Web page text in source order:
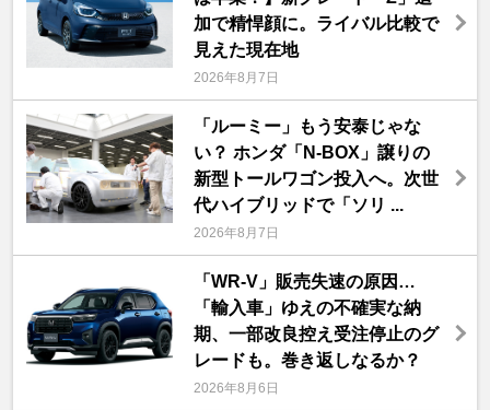
加で精悍顔に。ライバル比較で
見えた現在地
2026年8月7日
「ルーミー」もう安泰じゃな
い？ ホンダ「N-BOX」譲りの
新型トールワゴン投入へ。次世
代ハイブリッドで「ソリ ...
2026年8月7日
「WR-V」販売失速の原因…
「輸入車」ゆえの不確実な納
期、一部改良控え受注停止のグ
レードも。巻き返しなるか？
2026年8月6日